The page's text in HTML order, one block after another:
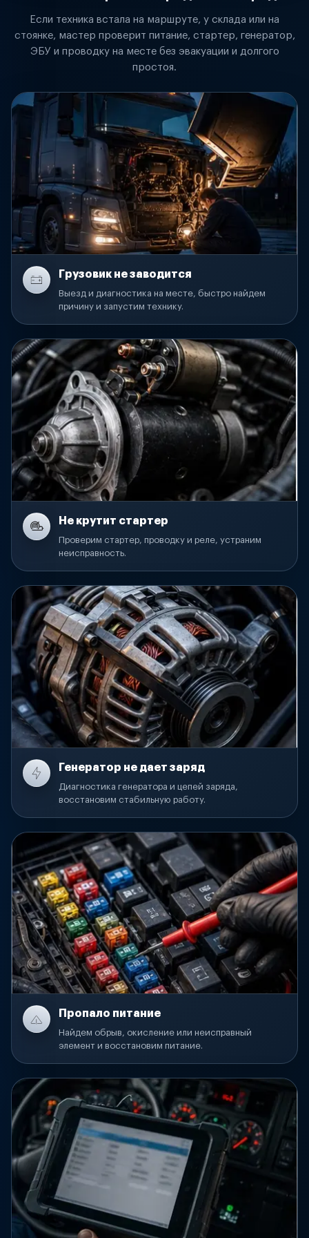
Если техника встала на маршруте, у склада или на
стоянке, мастер проверит питание, стартер, генератор,
ЭБУ и проводку на месте без эвакуации и долгого
простоя.
Грузовик не заводится
Выезд и диагностика на месте, быстро найдем
причину и запустим технику.
Не крутит стартер
Проверим стартер, проводку и реле, устраним
неисправность.
Генератор не дает заряд
Диагностика генератора и цепей заряда,
восстановим стабильную работу.
Пропало питание
Найдем обрыв, окисление или неисправный
элемент и восстановим питание.